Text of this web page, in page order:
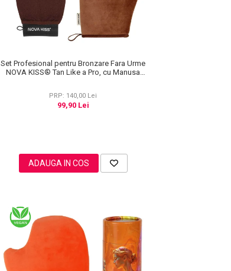
Set Profesional pentru Bronzare Fara Urme
NOVA KISS® Tan Like a Pro, cu Manusa
PRP: 140,00 Lei
99,90 Lei
ADAUGA IN COS